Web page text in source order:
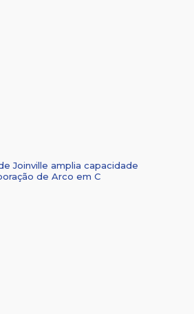
Joinville amplia capacidade
de Arco em C